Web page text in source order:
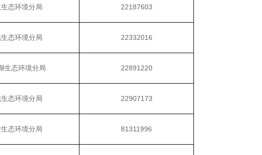
态环境分局 22187603
态环境分局 22332016
生态环境分局 22891220
态环境分局 22907173
态环境分局 81311996